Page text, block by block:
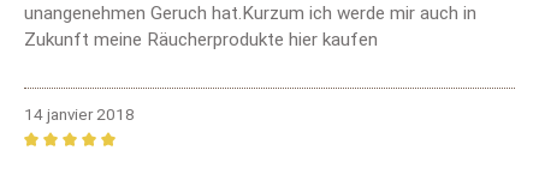
unangenehmen Geruch hat.Kurzum ich werde mir auch in
Zukunft meine Räucherprodukte hier kaufen
14 janvier 2018